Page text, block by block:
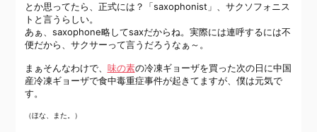
とか思ってたら、正式には？「saxophonist」、サクソフォニス
トと言うらしい。
あぁ、saxophone略してsaxだからね。実際には連呼するには不
便だから、サクサーって言うだろうなぁ～。
まぁそんなわけで、 味の素の冷凍ギョーザを買った次の日に中国
産冷凍ギョーザで食中毒重症事件が起きてますが、僕は元気で
す。
（ほな、また。）